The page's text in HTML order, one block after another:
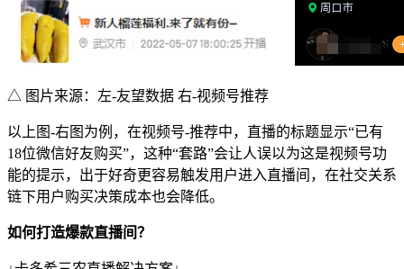
△ 图片来源：左-友望数据 右-视频号推荐
以上图-右图为例，在视频号-推荐中，直播的标题显示“已有
18位微信好友购买”，这种“套路”会让人误以为这是视频号功
能的提示，出于好奇更容易触发用户进入直播间，在社交关系
链下用户购买决策成本也会降低。
如何打造爆款直播间？